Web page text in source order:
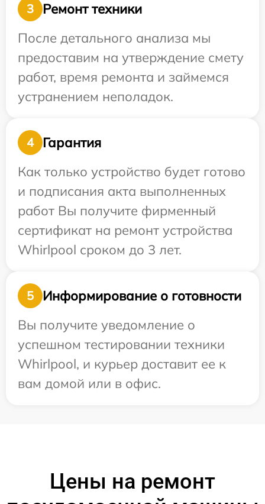
3
Ремонт техники
После детального анализа мы
предоставим на утверждение смету
работ, время ремонта и займемся
устранением неполадок.
4
Гарантия
Как только устройство будет готово
и подписания акта выполненных
работ Вы получите фирменный
сертификат на ремонт устройства
Whirlpool сроком до 3 лет.
5
Информирование о готовности
Вы получите уведомление о
успешном тестировании техники
Whirlpool, и курьер доставит ее к
вам домой или в офис.
Цены на ремонт